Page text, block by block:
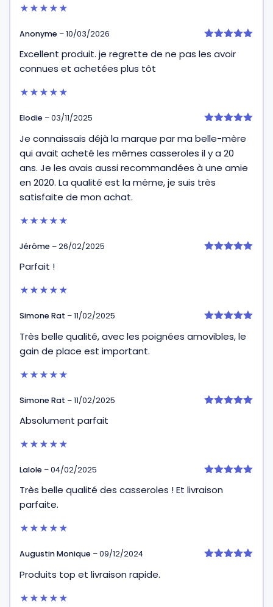
★★★★★
sur 5
Anonyme –10/03/2026
Excellent produit. je regrette de ne pas les avoir
connues et achetées plus tôt
★★★★★
sur 5
Elodie –03/11/2025
Je connaissais déjà la marque par ma belle-mère
qui avait acheté les mêmes casseroles il y a 20
ans. Je les avais aussi recommandées à une amie
en 2020. La qualité est la même, je suis très
satisfaite de mon achat.
★★★★★
Jérôme –26/02/2025
Parfait !
★★★★★
sur 5
Simone Rat –11/02/2025
Très belle qualité, avec les poignées amovibles, le
gain de place est important.
★★★★★
Simone Rat –11/02/2025
Absolument parfait
★★★★★
sur 5
Lalole –04/02/2025
Très belle qualité des casseroles ! Et livraison
parfaite.
★★★★★
Augustin Monique –09/12/2024
Produits top et livraison rapide.
★★★★★